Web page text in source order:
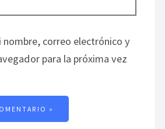
nombre, correo electrónico y
para la próxima vez